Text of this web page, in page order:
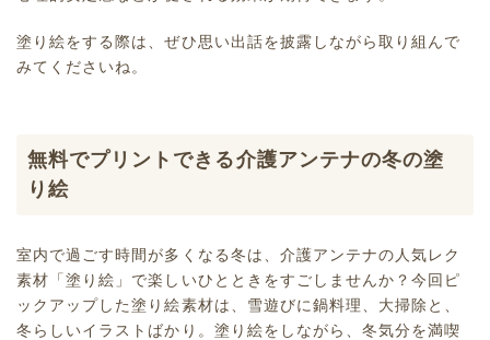
塗り絵をする際は、ぜひ思い出話を披露しながら取り組んで
みてくださいね。
無料でプリントできる介護アンテナの冬の塗
り絵
室内で過ごす時間が多くなる冬は、介護アンテナの人気レク
素材「塗り絵」で楽しいひとときをすごしませんか？今回ピ
ックアップした塗り絵素材は、雪遊びに鍋料理、大掃除と、
冬らしいイラストばかり。塗り絵をしながら、冬気分を満喫